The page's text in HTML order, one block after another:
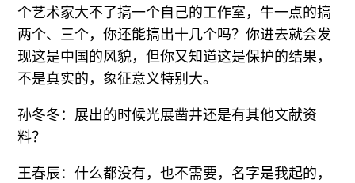
个艺术家大不了搞一个自己的工作室，牛一点的搞
两个、三个，你还能搞出十几个吗？你进去就会发
现这是中国的风貌，但你又知道这是保护的结果，
不是真实的，象征意义特别大。
孙冬冬：展出的时候光展凿井还是有其他文献资
料？
王春辰：什么都没有，也不需要，名字是我起的，